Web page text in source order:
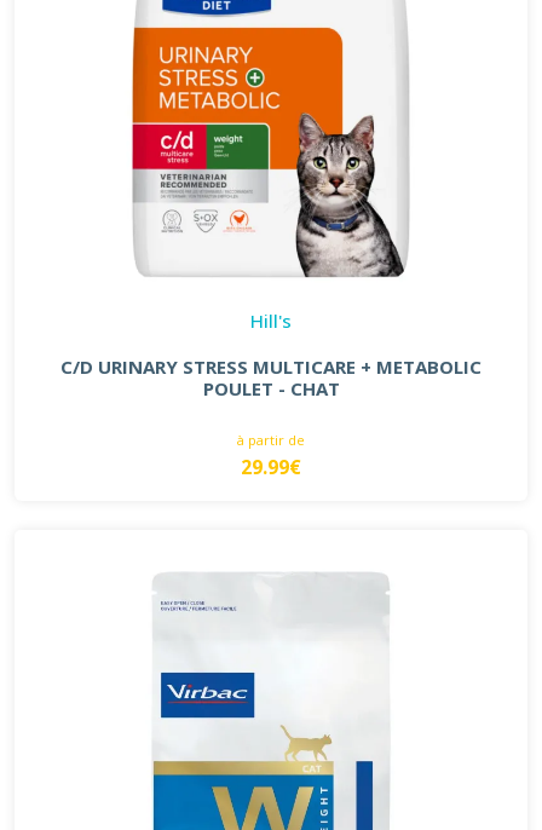
Hill's
C/D URINARY STRESS MULTICARE + METABOLIC
POULET - CHAT
à partir de
29.99€